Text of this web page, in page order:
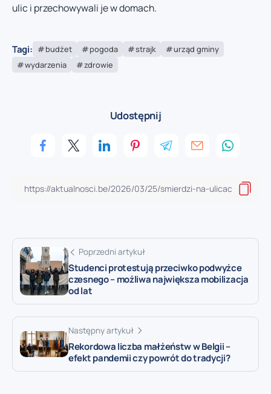
ulic i przechowywali je w domach.
Tagi: budżet pogoda strajk
urząd gminy
wydarzenia
zdrowie
Udostępnij
Poprzedni artykuł
Studenci protestują przeciwko podwyżce
czesnego – możliwa największa mobilizacja
od lat
Następny artykuł
Rekordowa liczba małżeństw w Belgii –
efekt pandemii czy powrót do tradycji?